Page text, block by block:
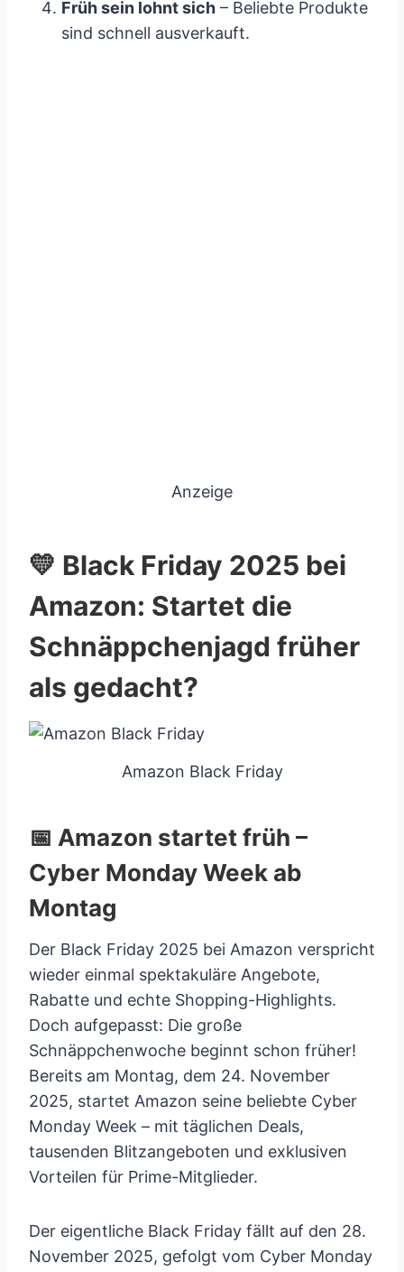
Früh sein lohnt sich – Beliebte Produkte
sind schnell ausverkauft.
Anzeige
💛 Black Friday 2025 bei
Amazon: Startet die
Schnäppchenjagd früher
als gedacht?
Amazon Black Friday
📅 Amazon startet früh –
Cyber Monday Week ab
Montag
Der Black Friday 2025 bei Amazon verspricht
wieder einmal spektakuläre Angebote,
Rabatte und echte Shopping-Highlights.
Doch aufgepasst: Die große
Schnäppchenwoche beginnt schon früher!
Bereits am Montag, dem 24. November
2025, startet Amazon seine beliebte Cyber
Monday Week – mit täglichen Deals,
tausenden Blitzangeboten und exklusiven
Vorteilen für Prime-Mitglieder.
Der eigentliche Black Friday fällt auf den 28.
November 2025, gefolgt vom Cyber Monday